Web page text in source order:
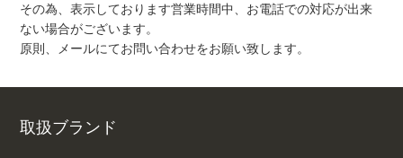
その為、表示しております営業時間中、お電話での対応が出来
ない場合がございます。
原則、メールにてお問い合わせをお願い致します。
取扱ブランド